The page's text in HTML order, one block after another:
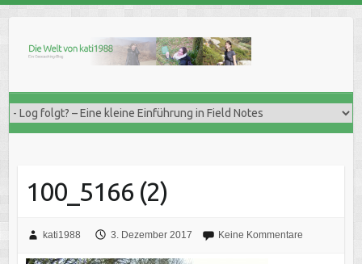
content
100_5166 (2)
kati1988 3. Dezember 2017 Keine Kommentare